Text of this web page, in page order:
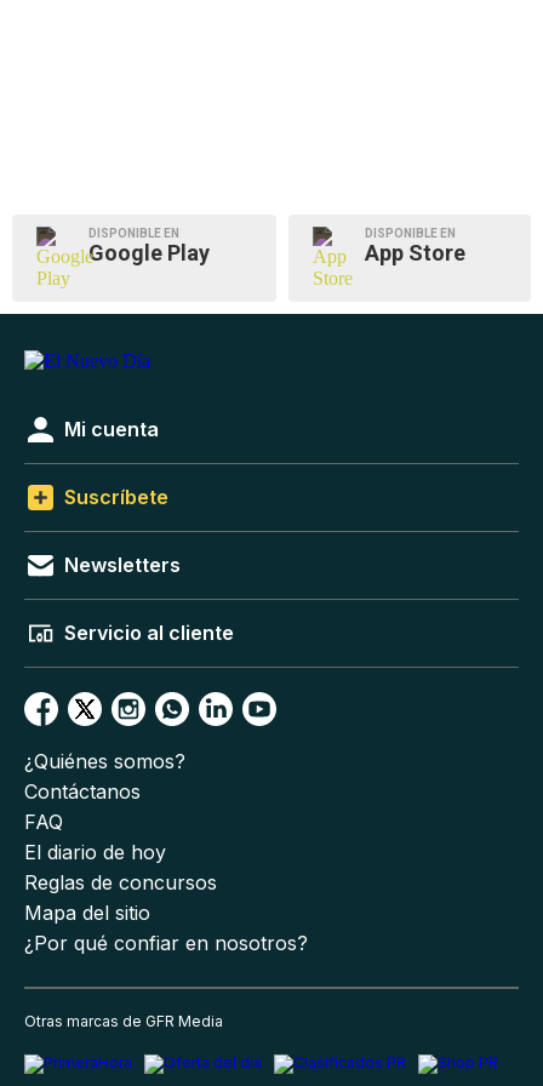
DISPONIBLE EN
Google Play
DISPONIBLE EN
App Store
Mi cuenta
Suscríbete
Newsletters
Servicio al cliente
¿Quiénes somos?
Contáctanos
FAQ
El diario de hoy
Reglas de concursos
Mapa del sitio
¿Por qué confiar en nosotros?
Otras marcas de GFR Media